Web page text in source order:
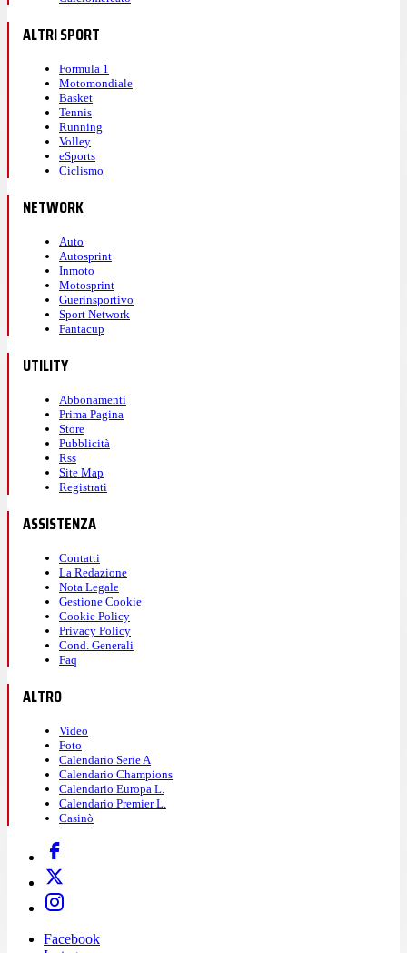
ALTRI SPORT
Formula 1
Motomondiale
Basket
Tennis
Running
Volley
eSports
Ciclismo
NETWORK
Auto
Autosprint
Inmoto
Motosprint
Guerinsportivo
Sport Network
Fantacup
UTILITY
Abbonamenti
Prima Pagina
Store
Pubblicità
Rss
Site Map
Registrati
ASSISTENZA
Contatti
La Redazione
Nota Legale
Gestione Cookie
Cookie Policy
Privacy Policy
Cond. Generali
Faq
ALTRO
Video
Foto
Calendario Serie A
Calendario Champions
Calendario Europa L.
Calendario Premier L.
Casinò
Facebook